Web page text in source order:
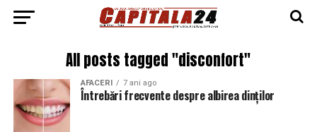
All posts tagged "disconfort"
AFACERI 7 ani ago
Întrebări frecvente despre albirea dinților